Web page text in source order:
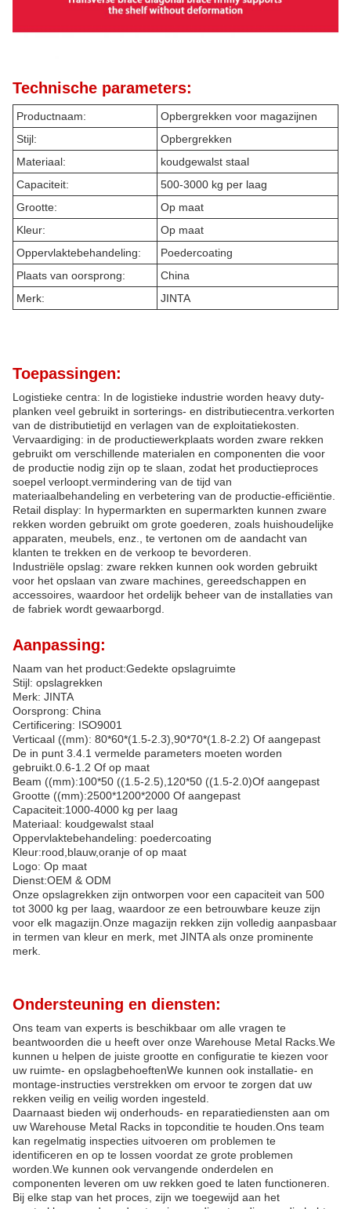
Technische parameters:
Productnaam:
Opbergrekken voor magazijnen
Stijl:
Opbergrekken
Materiaal:
koudgewalst staal
Capaciteit:
500-3000 kg per laag
Grootte:
Op maat
Kleur:
Op maat
Oppervlaktebehandeling:
Poedercoating
Plaats van oorsprong:
China
Merk:
JINTA
Toepassingen:
Logistieke centra: In de logistieke industrie worden heavy duty-
planken veel gebruikt in sorterings- en distributiecentra.verkorten
van de distributietijd en verlagen van de exploitatiekosten.
Vervaardiging: in de productiewerkplaats worden zware rekken
gebruikt om verschillende materialen en componenten die voor
de productie nodig zijn op te slaan, zodat het productieproces
soepel verloopt.vermindering van de tijd van
materiaalbehandeling en verbetering van de productie-efficiëntie.
Retail display: In hypermarkten en supermarkten kunnen zware
rekken worden gebruikt om grote goederen, zoals huishoudelijke
apparaten, meubels, enz., te vertonen om de aandacht van
klanten te trekken en de verkoop te bevorderen.
Industriële opslag: zware rekken kunnen ook worden gebruikt
voor het opslaan van zware machines, gereedschappen en
accessoires, waardoor het ordelijk beheer van de installaties van
de fabriek wordt gewaarborgd.
Aanpassing:
Naam van het product:Gedekte opslagruimte
Stijl: opslagrekken
Merk: JINTA
Oorsprong: China
Certificering: ISO9001
Verticaal ((mm): 80*60*(1.5-2.3),90*70*(1.8-2.2) Of aangepast
De in punt 3.4.1 vermelde parameters moeten worden
gebruikt.0.6-1.2 Of op maat
Beam ((mm):100*50 ((1.5-2.5),120*50 ((1.5-2.0)Of aangepast
Grootte ((mm):2500*1200*2000 Of aangepast
Capaciteit:1000-4000 kg per laag
Materiaal: koudgewalst staal
Oppervlaktebehandeling: poedercoating
Kleur:rood,blauw,oranje of op maat
Logo: Op maat
Dienst:OEM & ODM
Onze opslagrekken zijn ontworpen voor een capaciteit van 500
tot 3000 kg per laag, waardoor ze een betrouwbare keuze zijn
voor elk magazijn.Onze magazijn rekken zijn volledig aanpasbaar
in termen van kleur en merk, met JINTA als onze prominente
merk.
Ondersteuning en diensten:
Ons team van experts is beschikbaar om alle vragen te
beantwoorden die u heeft over onze Warehouse Metal Racks.We
kunnen u helpen de juiste grootte en configuratie te kiezen voor
uw ruimte- en opslagbehoeftenWe kunnen ook installatie- en
montage-instructies verstrekken om ervoor te zorgen dat uw
rekken veilig en veilig worden ingesteld.
Daarnaast bieden wij onderhouds- en reparatiediensten aan om
uw Warehouse Metal Racks in topconditie te houden.Ons team
kan regelmatig inspecties uitvoeren om problemen te
identificeren en op te lossen voordat ze grote problemen
worden.We kunnen ook vervangende onderdelen en
componenten leveren om uw rekken goed te laten functioneren.
Bij elke stap van het proces, zijn we toegewijd aan het